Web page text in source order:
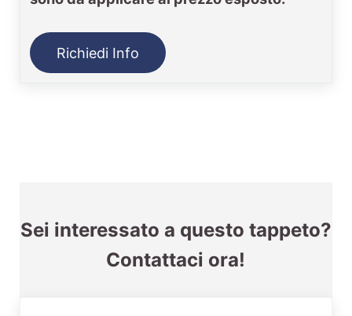
Richiedi Info
Sei interessato a questo tappeto?
Contattaci ora!